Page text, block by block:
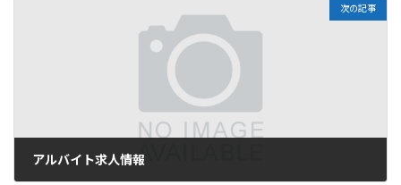
次の記事
アルバイト求人情報